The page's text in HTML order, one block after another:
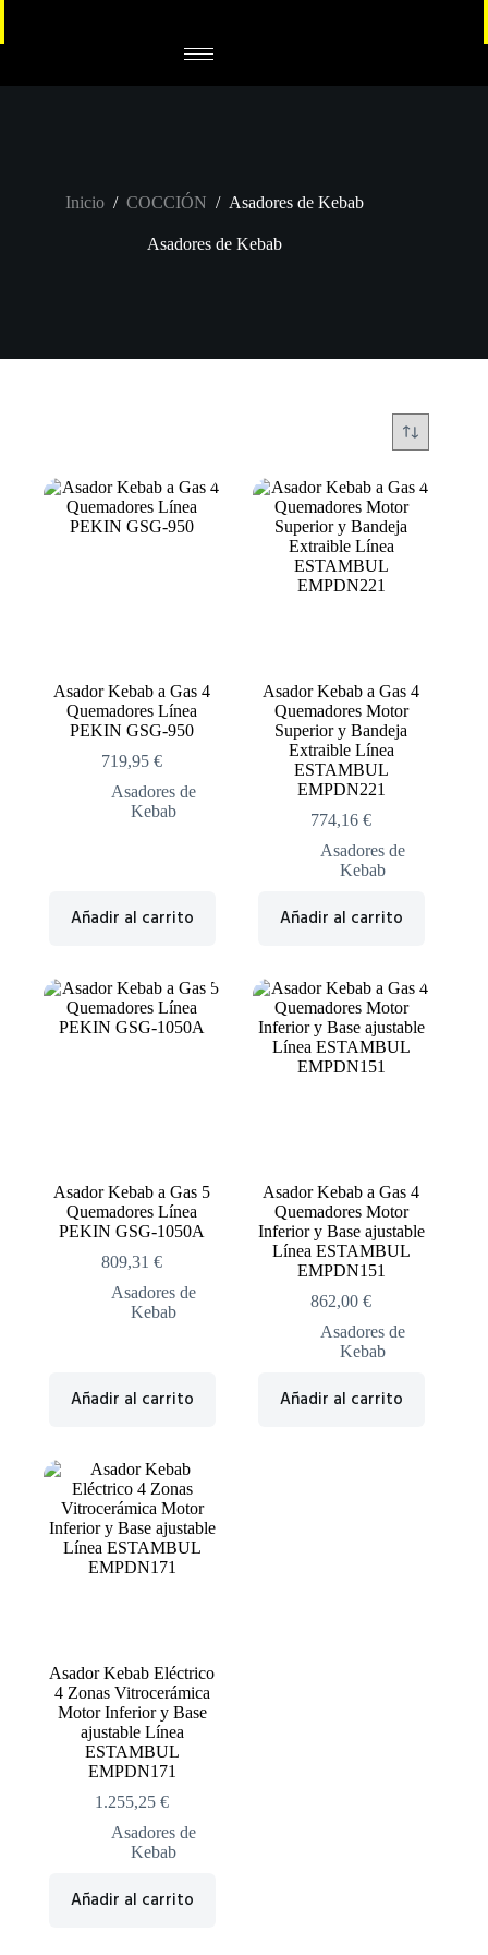
Inicio / COCCIÓN / Asadores de Kebab
Asadores de Kebab
Asador Kebab a Gas 4
Quemadores Línea
PEKIN GSG-950
719,95€
Asadores de
Kebab
Añadir al carrito
Asador Kebab a Gas 4
Quemadores Motor
Superior y Bandeja
Extraible Línea
ESTAMBUL
EMPDN221
774,16€
Asadores de
Kebab
Añadir al carrito
Asador Kebab a Gas 5
Quemadores Línea
PEKIN GSG-1050A
809,31€
Asadores de
Kebab
Añadir al carrito
Asador Kebab a Gas 4
Quemadores Motor
Inferior y Base ajustable
Línea ESTAMBUL
EMPDN151
862,00€
Asadores de
Kebab
Añadir al carrito
Asador Kebab Eléctrico
4 Zonas Vitrocerámica
Motor Inferior y Base
ajustable Línea
ESTAMBUL
EMPDN171
1.255,25€
Asadores de
Kebab
Añadir al carrito